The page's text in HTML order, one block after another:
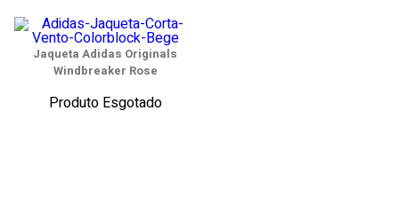
Jaqueta Adidas Originals
Windbreaker Rose
Produto Esgotado